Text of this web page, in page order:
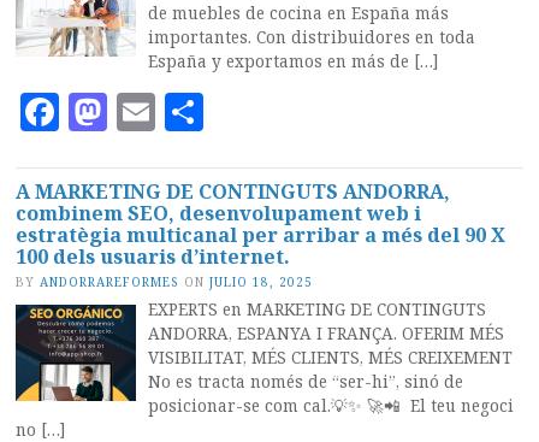
de muebles de cocina en España más
importantes. Con distribuidores en toda
España y exportamos en más de […]
Facebook
Mastodon
Email
A MARKETING DE CONTINGUTS ANDORRA,
combinem SEO, desenvolupament web i
estratègia multicanal per arribar a més del 90 X
100 dels usuaris d’internet.
BY ANDORRAREFORMES ON JULIO 18, 2025
EXPERTS en MARKETING DE CONTINGUTS
ANDORRA, ESPANYA I FRANÇA. OFERIM MÉS
VISIBILITAT, MÉS CLIENTS, MÉS CREIXEMENT
No es tracta només de “ser-hi”, sinó de
posicionar-se com cal.💡✨ 🚀📲 El teu negoci
no […]